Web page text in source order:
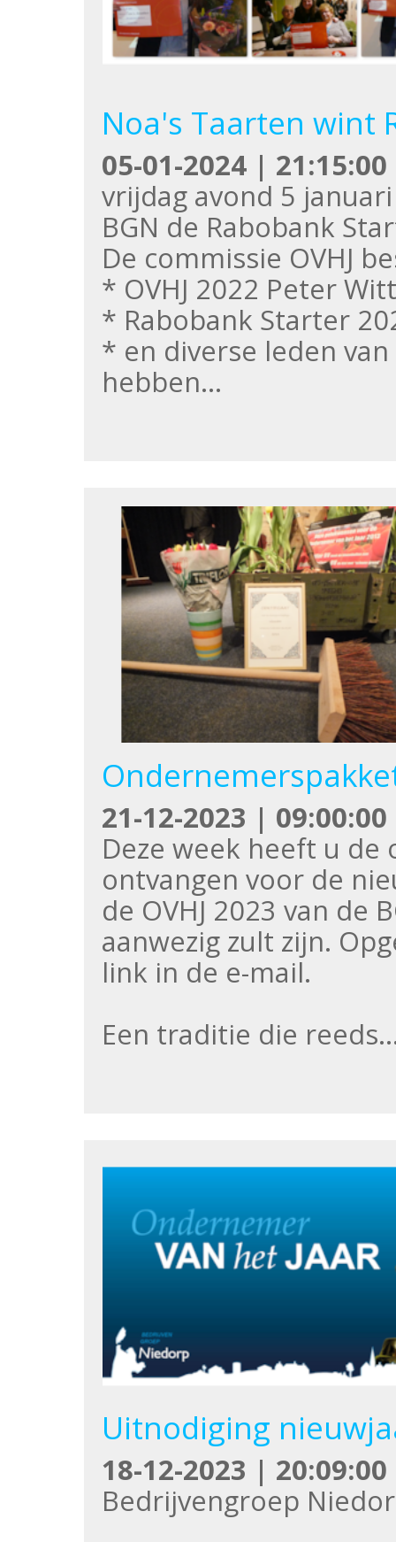
Noa's Taarten wint
05-01-2024 | 21:15:00
vrijdag avond 5
BGN de Rabobank
De commissie OVHJ
* OVHJ 2022 Peter
* Rabobank Starter
* en diverse leden
hebben…
21-12-2023 | 09:00:00
Deze week heeft u
ontvangen voor de
de OVHJ 2023 van de
aanwezig zult zijn.
link in de e-mail.
Een traditie die
Uitnodiging
18-12-2023 | 20:09:00
Bedrijvengroep